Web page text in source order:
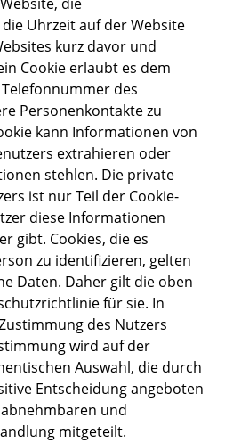
Uhrzeit auf der Website
kurz davor und
Cookie erlaubt es dem
des
Personenkontakte zu
kann Informationen von
extrahieren oder
stehlen. Die private
ist nur Teil der Cookie-
diese Informationen
gibt. Cookies, die es
zu identifizieren, gelten
Daten. Daher gilt die oben
für sie. In
des Nutzers
wird auf der
Auswahl, die durch
Entscheidung angeboten
und
mitgeteilt.